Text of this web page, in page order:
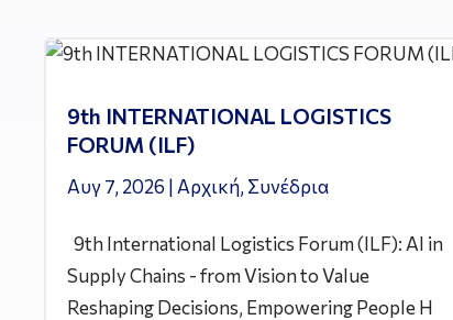
9th INTERNATIONAL LOGISTICS
FORUM (ILF)
Αυγ 7, 2026 | Αρχική, Συνέδρια
9th International Logistics Forum (ILF): AI in
Supply Chains - from Vision to Value
Reshaping Decisions, Empowering People Η